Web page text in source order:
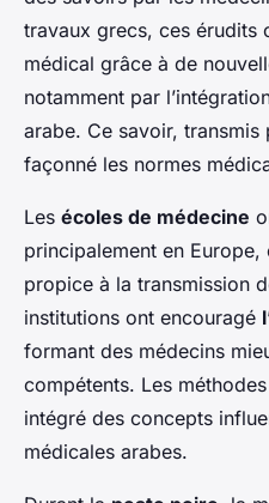
travaux grecs, ces érudits
médical grâce à de
notamment par
arabe. Ce savoir,
façonné les normes
Les écoles de médecine
principalement en
propice à la transmission
institutions ont encouragé
formant des médecins
compétents. Les
intégré des concepts
médicales arabes.